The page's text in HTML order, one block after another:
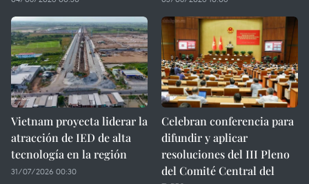
Vietnam proyecta liderar la
atracción de IED de alta
tecnología en la región
31/07/2026 00:30
Celebran conferencia para
difundir y aplicar
resoluciones del III Pleno
del Comité Central del